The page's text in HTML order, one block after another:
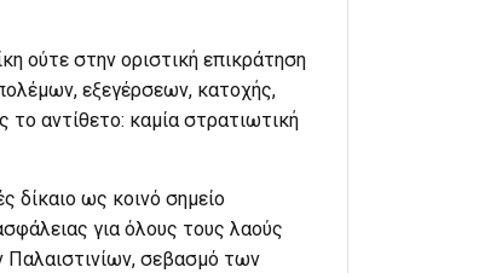
ούτε στην οριστική επικράτηση
εξεγέρσεων, κατοχής,
αντίθετο: καμία στρατιωτική
δίκαιο ως κοινό σημείο
για όλους τους λαούς
Παλαιστινίων, σεβασμό των